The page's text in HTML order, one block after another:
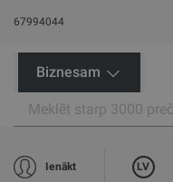
67994044
Biznesam
Ienākt LV